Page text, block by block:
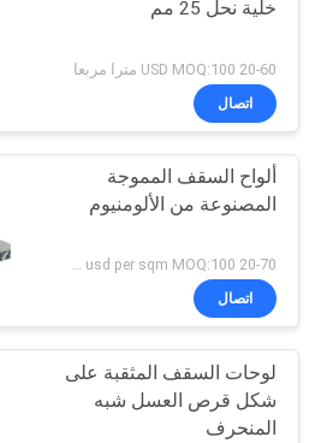
خلية نحل 25 مم
20-60 USD MOQ:100 مترا مربعا
اتصال
ألواح السقف المموجة
المصنوعة من الألومنيوم
20-70 usd per sqm MOQ:100 مترا مربعا
اتصال
لوحات السقف المثقبة على
شكل قرص العسل شبه
المنحرف